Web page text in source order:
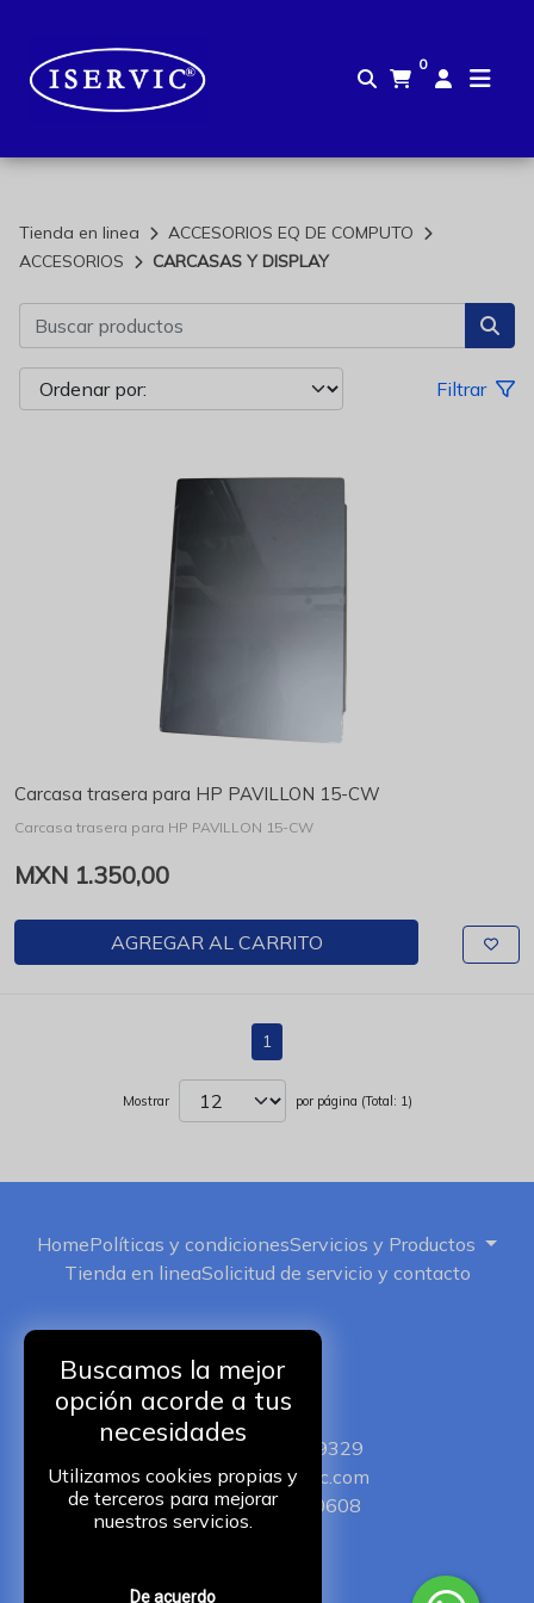
Buscamos la mejor
opción acorde a tus
necesidades
Utilizamos cookies propias y
de terceros para mejorar
nuestros servicios.
De acuerdo
0
Tienda en linea
ACCESORIOS EQ DE COMPUTO
ACCESORIOS
CARCASAS Y DISPLAY
Filtrar
Carcasa trasera para HP PAVILLON 15-CW
Carcasa trasera para HP PAVILLON 15-CW
MXN 1.350,00
AGREGAR AL CARRITO
1
Mostrar por página (Total: 1)
HomePolíticas y condicionesServicios y Productos
Tienda en lineaSolicitud de servicio y contacto
+52 5511149329
iservic@iservic.com
+525510250608